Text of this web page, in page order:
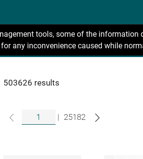
tools, some of the
any inconvenience caused while
503626 results
| 25182